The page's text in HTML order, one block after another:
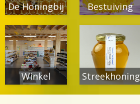
De Honingbij Bestuiving
Winkel Streekhoning